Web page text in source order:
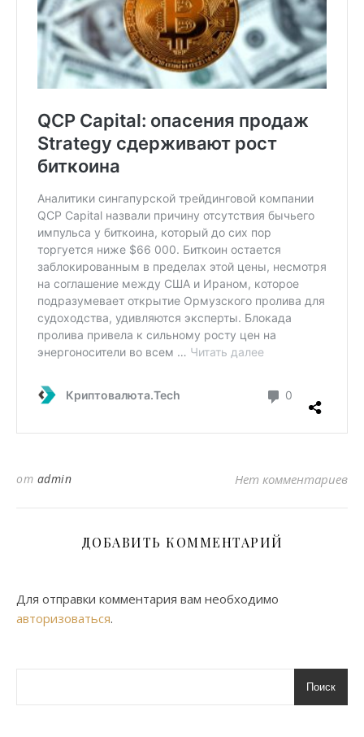
от admin Нет комментариев
ДОБАВИТЬ КОММЕНТАРИЙ
Для отправки комментария вам необходимо
авторизоваться.
Поиск